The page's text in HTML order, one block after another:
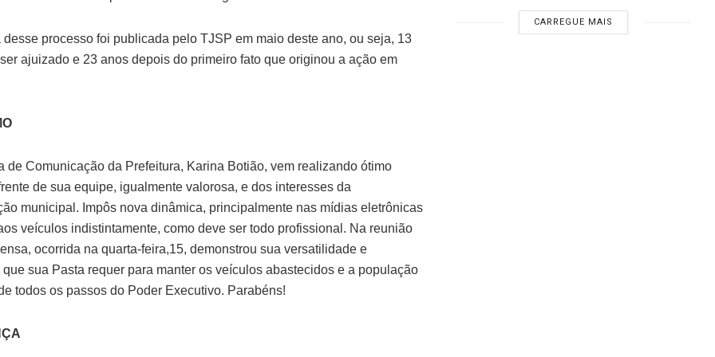
desse processo foi publicada pelo TJSP em maio deste ano, ou seja, 13
ajuizado e 23 anos depois do primeiro fato que originou a ação em
de Comunicação da Prefeitura, Karina Botião, vem realizando ótimo
de sua equipe, igualmente valorosa, e dos interesses da
municipal. Impôs nova dinâmica, principalmente nas mídias eletrônicas
veículos indistintamente, como deve ser todo profissional. Na reunião
ocorrida na quarta-feira,15, demonstrou sua versatilidade e
sua Pasta requer para manter os veículos abastecidos e a população
todos os passos do Poder Executivo. Parabéns!
CARREGUE MAIS